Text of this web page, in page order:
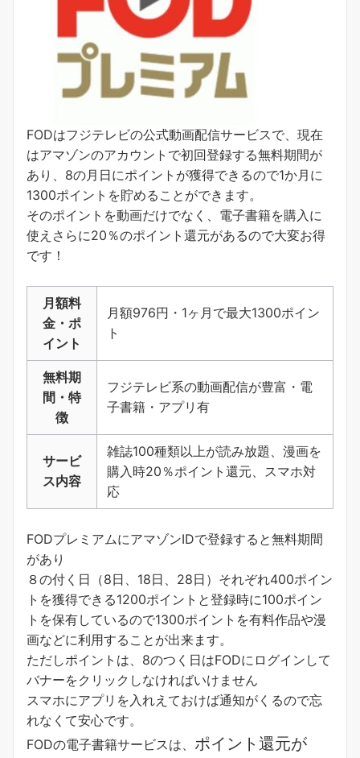
FODはフジテレビの公式動画配信サービスで、現在
はアマゾンのアカウントで初回登録する無料期間が
あり、8の月日にポイントが獲得できるので1か月に
1300ポイントを貯めることができます。
そのポイントを動画だけでなく、電子書籍を購入に
使えさらに20％のポイント還元があるので大変お得
です！
月額料
金・ポ
イント
月額976円・1ヶ月で最大1300ポイン
ト
無料期
間・特
徴
フジテレビ系の動画配信が豊富・電
子書籍・アプリ有
サービ
ス内容
雑誌100種類以上が読み放題、漫画を
購入時20％ポイント還元、スマホ対
応
FODプレミアムにアマゾンIDで登録すると無料期間
があり
８の付く日（8日、18日、28日）それぞれ400ポイン
トを獲得できる1200ポイントと登録時に100ポイン
トを保有しているので1300ポイントを有料作品や漫
画などに利用することが出来ます。
ただしポイントは、8のつく日はFODにログインして
バナーをクリックしなければいけません
スマホにアプリを入れえておけば通知がくるので忘
れなくて安心です。
FODの電子書籍サービスは、 ポイント還元が